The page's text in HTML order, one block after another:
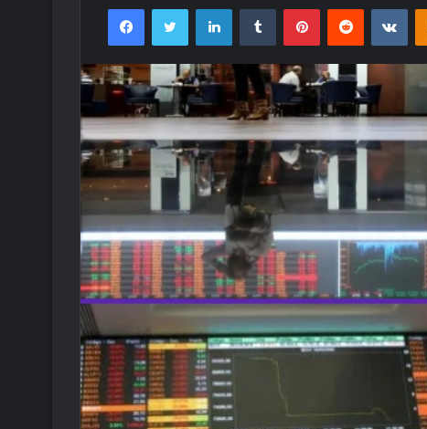
FacebookTwitter LinkedInTumblr PinterestReddit